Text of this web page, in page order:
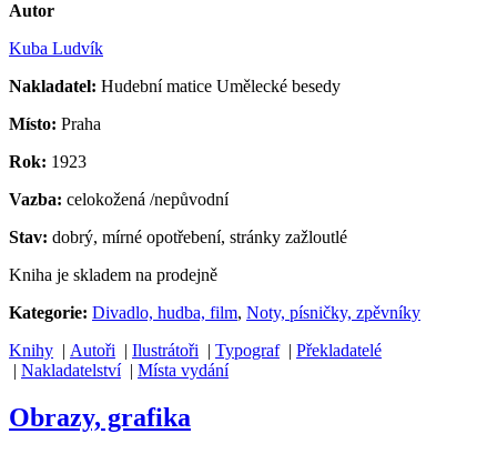
Autor
Kuba Ludvík
Nakladatel: Hudební matice Umělecké besedy
Místo: Praha
Rok: 1923
Vazba: celokožená /nepůvodní
Stav: dobrý, mírné opotřebení, stránky zažloutlé
Kniha je skladem na prodejně
Kategorie: Divadlo, hudba, film, Noty, písničky, zpěvníky
Knihy | Autoři | Ilustrátoři | Typograf| Překladatelé
| Nakladatelství| Místa vydání
Obrazy, grafika